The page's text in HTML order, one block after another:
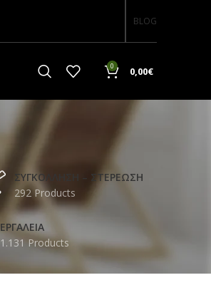
BLOG
0 0,00€
ΣΥΓΚΟΛΛΗΣΗ – ΣΤΕΡΕΩΣΗ
292 Products
ΕΡΓΑΛΕΙΑ
1.131 Products